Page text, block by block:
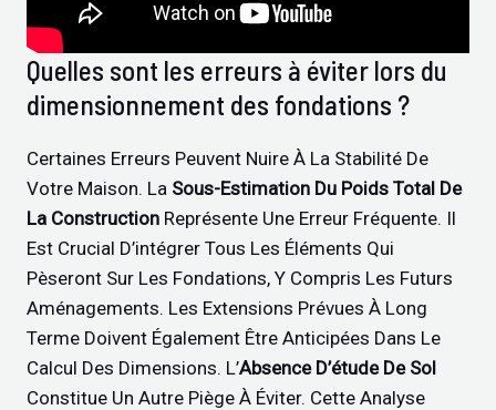
Quelles sont les erreurs à éviter lors du
dimensionnement des fondations ?
Certaines Erreurs Peuvent Nuire À La Stabilité De
Votre Maison. La Sous-Estimation Du Poids Total De
La Construction Représente Une Erreur Fréquente. Il
Est Crucial D’intégrer Tous Les Éléments Qui
Pèseront Sur Les Fondations, Y Compris Les Futurs
Aménagements. Les Extensions Prévues À Long
Terme Doivent Également Être Anticipées Dans Le
Calcul Des Dimensions. L’Absence D’étude De Sol
Constitue Un Autre Piège À Éviter. Cette Analyse